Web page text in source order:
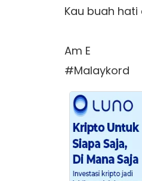
Kau buah
Am E
#Malaykord